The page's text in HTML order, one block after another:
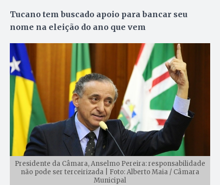
Tucano tem buscado apoio para bancar seu
nome na eleição do ano que vem
Presidente da Câmara, Anselmo Pereira: responsabilidade
não pode ser terceirizada | Foto: Alberto Maia / Câmara
Municipal